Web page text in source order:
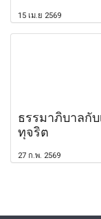
15 เม.ย 2569
ธรรมาภิบาลกั
ทุจริต
27 ก.พ. 2569